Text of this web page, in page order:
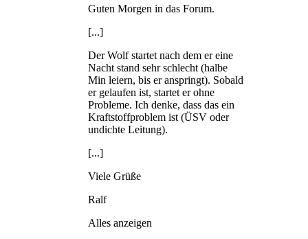
Guten Morgen in das Forum.
[...]
Der Wolf startet nach dem er eine
Nacht stand sehr schlecht (halbe
Min leiern, bis er anspringt). Sobald
er gelaufen ist, startet er ohne
Probleme. Ich denke, dass das ein
Kraftstoffproblem ist (ÜSV oder
undichte Leitung).
[...]
Viele Grüße
Ralf
Alles anzeigen